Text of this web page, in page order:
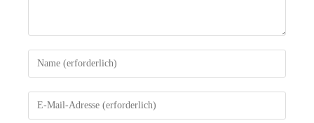
Gib
deinen
Namen
oder
Gib
deine